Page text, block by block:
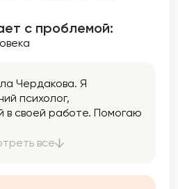
с проблемой:
Чердакова. Я
психолог,
в своей работе. Помогаю
отношения.
все